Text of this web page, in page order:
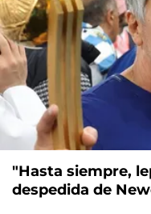
"Hasta siempre,
despedida de